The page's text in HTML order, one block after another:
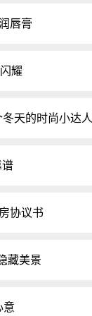
唇膏
耀
天的时尚小达人
协议书
藏美景
意